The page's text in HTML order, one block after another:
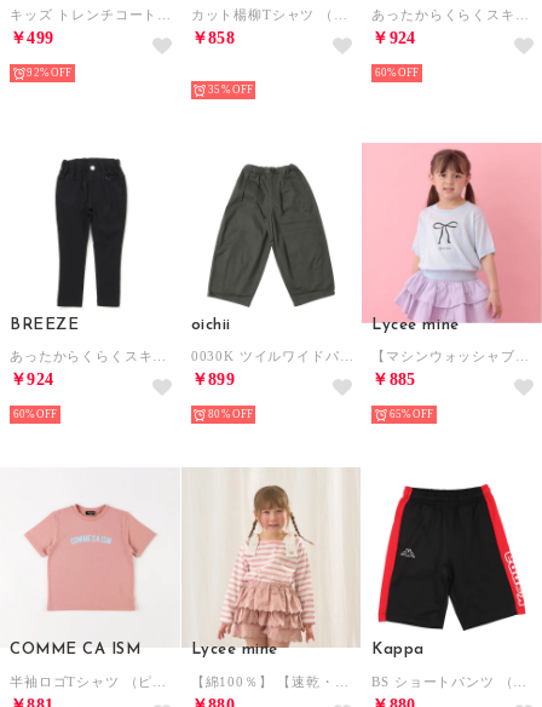
￥499
92%
￥858
35%
￥924
60%
BREEZE
￥924
60%
oichii
￥899
80%
Lycee mine
￥885
65%
COMME CA ISM Lycee mine Kappa